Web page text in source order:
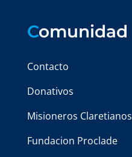
Comunidad
Contacto
Donativos
Misioneros Claretianos
Fundacion Proclade